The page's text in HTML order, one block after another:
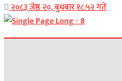
२०८३ जेष्ठ २०, बुधबार १८:५२ गते